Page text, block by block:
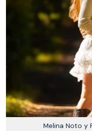
Melina Noto y